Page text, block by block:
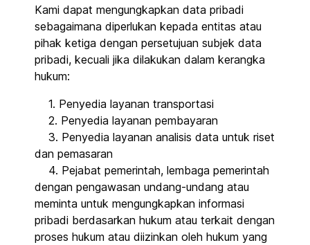
Kami dapat mengungkapkan data pribadi
sebagaimana diperlukan kepada entitas atau
pihak ketiga dengan persetujuan subjek data
pribadi, kecuali jika dilakukan dalam kerangka
hukum:
1. Penyedia layanan transportasi
2. Penyedia layanan pembayaran
3. Penyedia layanan analisis data untuk riset
dan pemasaran
4. Pejabat pemerintah, lembaga pemerintah
dengan pengawasan undang-undang atau
meminta untuk mengungkapkan informasi
pribadi berdasarkan hukum atau terkait dengan
proses hukum atau diizinkan oleh hukum yang